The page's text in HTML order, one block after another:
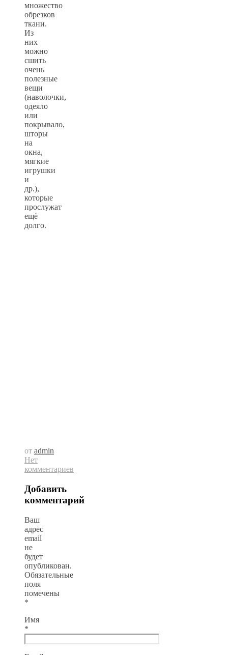
множество
обрезков
ткани.
Из
них
можно
сшить
очень
полезные
вещи
(наволочки,
одеяло
или
покрывало,
шторы
на
окна,
мягкие
игрушки
и
др.),
которые
прослужат
ещё
долго.
от admin
Нет
комментариев
Добавить
комментарий
Ваш
адрес
email
не
будет
опубликован.
Обязательные
поля
помечены
*
Имя
*